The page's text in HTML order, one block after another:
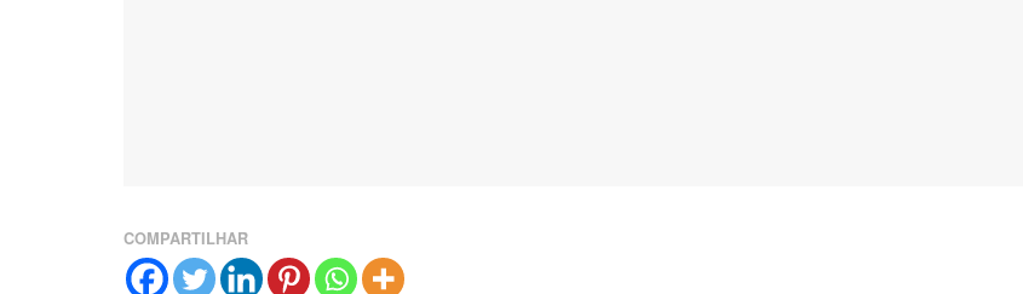
COMPARTILHAR